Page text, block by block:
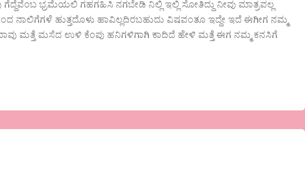
ಭ್ರಮೆಯಲಿ ಗಹಗಹಿಸಿ ನಗಬೇಡಿ ನಿಲ್ಲಿ ಇಲ್ಲಿ ಸೋತಿದ್ದು ನೀವು ಮಾತ್ರವಲ್ಲ
ಹುತ್ತದೊಳು ಹಾವಿಲ್ಲದಿರಬಹುದು ವಿಷವಂತೂ ಇದ್ದೇ ಇದೆ ಈಗೀಗ ನಮ್ಮ
ಮತ್ತೆ ಮಸೆದ ಉಳಿ ಕೆಂಪು ಹನಿಗಳಿಗಾಗಿ ಕಾದಿದೆ ಹೇಳಿ ಮತ್ತೆ ಈಗ ನಮ್ಮ ಕನಸಿಗೆ